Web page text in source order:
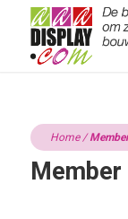
Home/
Member